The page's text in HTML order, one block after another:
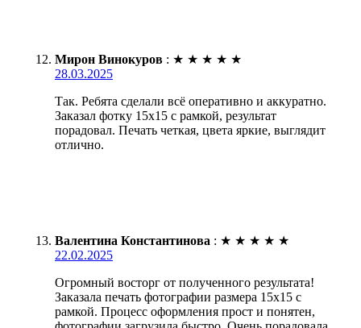
Мирон Винокуров : ★ ★ ★ ★ ★
28.03.2025
Так. Ребята сделали всё оперативно и аккуратно.
Заказал фотку 15х15 с рамкой, результат
порадовал. Печать четкая, цвета яркие, выглядит
отлично.
Валентина Константинова : ★ ★ ★ ★ ★
22.02.2025
Огромный восторг от полученного результата!
Заказала печать фотографии размера 15х15 с
рамкой. Процесс оформления прост и понятен,